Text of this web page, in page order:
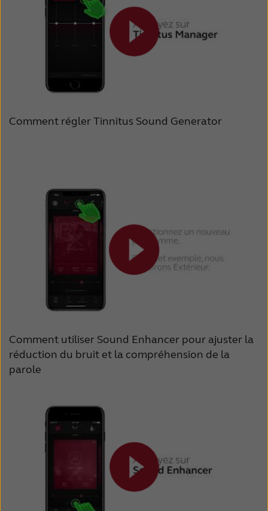
Comment régler Tinnitus Sound Generator
Comment utiliser Sound Enhancer pour ajuster la
réduction du bruit et la compréhension de la
parole